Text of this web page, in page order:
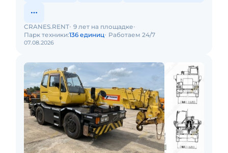
07.08.2026
CRANES.RENT 9 лет на площадке
Парк техники:136 единиц Работаем 24/7